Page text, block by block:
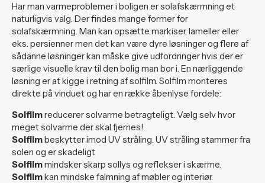
Har man varmeproblemer i boligen er solafskærmning et
naturligvis valg. Der findes mange former for
solafskærmning. Man kan opsætte markiser, lameller eller
eks. persienner men det kan være dyre løsninger og flere af
sådanne løsninger kan måske give udfordringer hvis der er
særlige visuelle krav til den bolig man bor i. En nærliggende
løsning er at kigge i retning af solfilm. Solfilm monteres
direkte på vinduet og har en række åbenlyse fordele:
Solfilmreducerer solvarme betragteligt. Vælg selv hvor
meget solvarme der skal fjernes!
Solfilmbeskytter imod UV stråling. UV stråling stammer fra
solen og er skadeligt
Solfilmmindsker skarp sollys og reflekser i skærme.
Solfilmkan mindske falmning af møbler og interiør.